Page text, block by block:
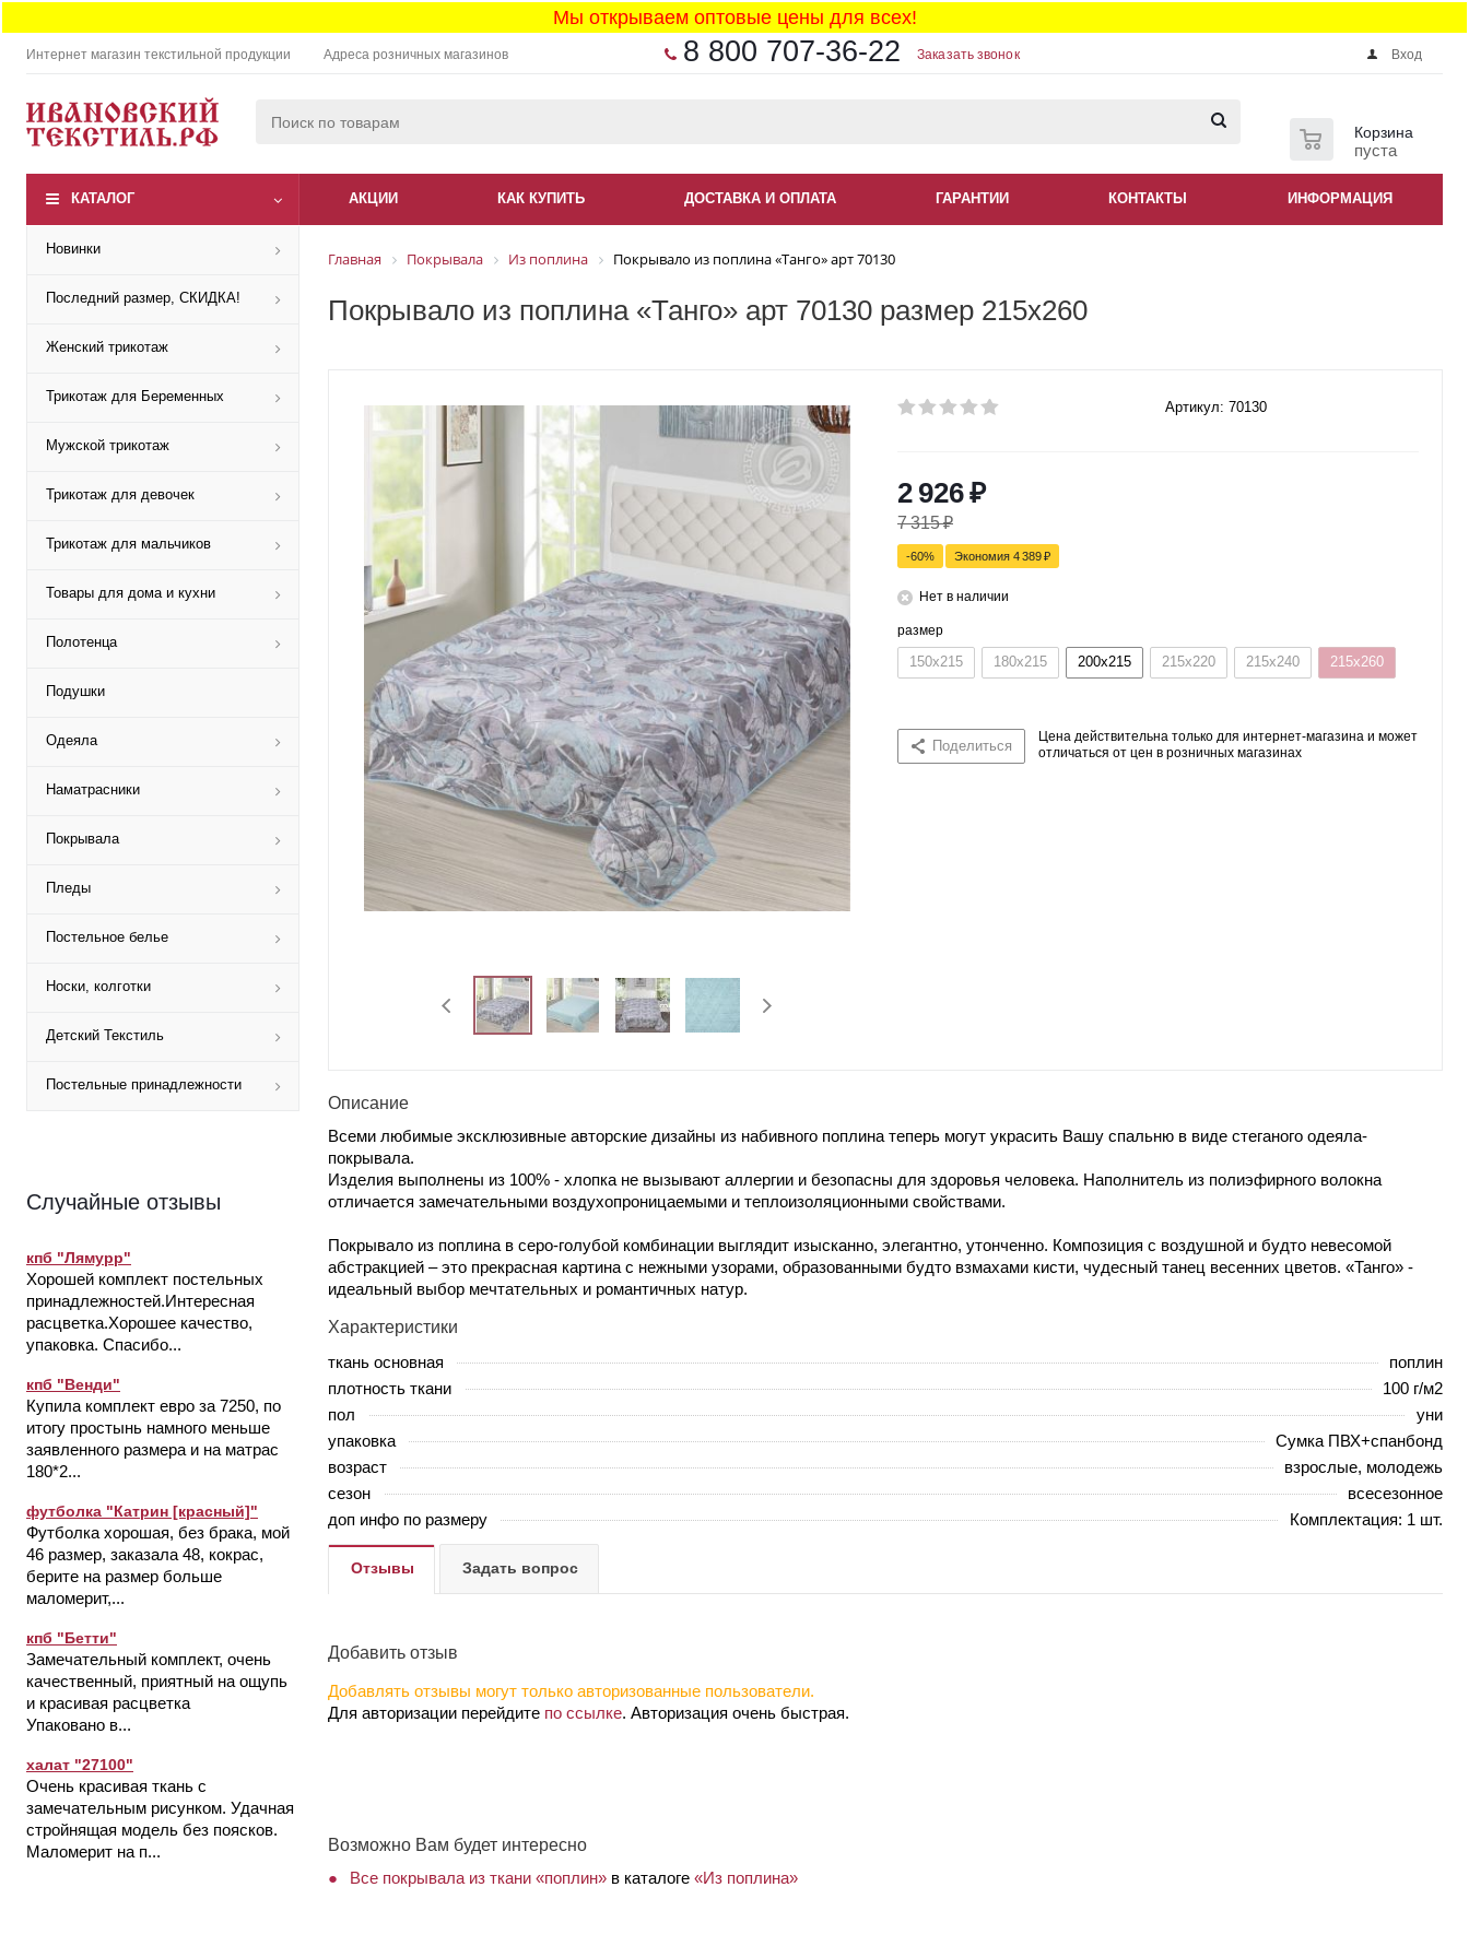
Мы открываем оптовые цены для всех!
Интернет магазин текстильной продукции Адреса розничных магазинов 8 800 707-36-22 Заказать звонок Вход
Корзина
пуста
КАТАЛОГ АКЦИИ КАК КУПИТЬ ДОСТАВКА И ОПЛАТА ГАРАНТИИ КОНТАКТЫ ИНФОРМАЦИЯ
Новинки
Последний размер, СКИДКА!
Женский трикотаж
Трикотаж для Беременных
Мужской трикотаж
Трикотаж для девочек
Трикотаж для мальчиков
Товары для дома и кухни
Полотенца
Подушки
Одеяла
Наматрасники
Покрывала
Пледы
Постельное белье
Носки, колготки
Детский Текстиль
Постельные принадлежности
Случайные отзывы
кпб "Лямурр"
Хорошей комплект постельных
принадлежностей.Интересная
расцветка.Хорошее качество,
упаковка. Спасибо...
кпб "Венди"
Купила комплект евро за 7250, по
итогу простынь намного меньше
заявленного размера и на матрас
180*2...
футболка "Катрин [красный]"
Футболка хорошая, без брака, мой
46 размер, заказала 48, кокрас,
берите на размер больше
маломерит,...
кпб "Бетти"
Замечательный комплект, очень
качественный, приятный на ощупь
и красивая расцветка
Упаковано в...
халат "27100"
Очень красивая ткань с
замечательным рисунком. Удачная
стройнящая модель без поясков.
Маломерит на п...
Главная Покрывала Из поплина Покрывало из поплина «Танго» арт 70130
Покрывало из поплина «Танго» арт 70130 размер 215x260
Артикул: 70130
2 926₽
7 315₽
-60% Экономия 4 389₽
Нет в наличии
размер
150x215 180x215 200x215 215x220 215x240 215x260
Поделиться
Цена действительна только для интернет-магазина и может
отличаться от цен в розничных магазинах
Описание
Всеми любимые эксклюзивные авторские дизайны из набивного поплина теперь могут украсить Вашу спальню в виде стеганого одеяла-
покрывала.
Изделия выполнены из 100% - хлопка не вызывают аллергии и безопасны для здоровья человека. Наполнитель из полиэфирного волокна
отличается замечательными воздухопроницаемыми и теплоизоляционными свойствами.
Покрывало из поплина в серо-голубой комбинации выглядит изысканно, элегантно, утонченно. Композиция с воздушной и будто невесомой
абстракцией – это прекрасная картина с нежными узорами, образованными будто взмахами кисти, чудесный танец весенних цветов. «Танго» -
идеальный выбор мечтательных и романтичных натур.
Характеристики
ткань основная
поплин
плотность ткани
100 г/м2
пол
уни
упаковка
Сумка ПВХ+спанбонд
возраст
взрослые, молодежь
сезон
всесезонное
доп инфо по размеру
Комплектация: 1 шт.
Отзывы Задать вопрос
Добавить отзыв
Добавлять отзывы могут только авторизованные пользователи.
Для авторизации перейдите по ссылке. Авторизация очень быстрая.
Возможно Вам будет интересно
Все покрывала из ткани «поплин» в каталоге «Из поплина»